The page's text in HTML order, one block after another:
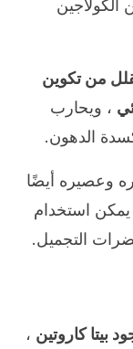
الكولاجين
من تكوين
، ويحارب
الدهون.
وعصيره أيضًا
استخدام
التجميل.
بيتا كاروتين ،